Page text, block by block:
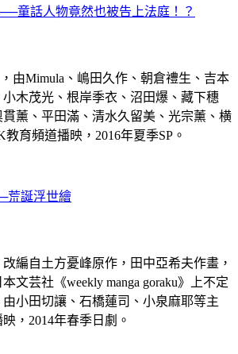
──童話人物竟然也被告上法庭！？
由Mimula、嶋田久作、朝倉禮生、吉本
木茂光、根岸季衣、沼田爆、藏下穗
薰、平田滿、清水久留美、光宗薰、横
育頻道播映，2016年夏季SP。
荒誕浮世繪
改編自土方憂峰原作，田中亞希夫作畫，
文芸社《weekly manga goraku》上不定
小田切讓、石橋蓮司、小泉麻耶等主
，2014年春季日劇。